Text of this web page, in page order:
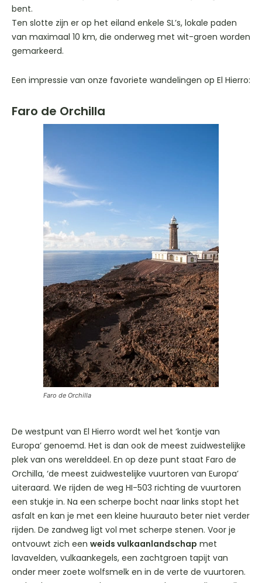
bent.
Ten slotte zijn er op het eiland enkele SL’s, lokale paden
van maximaal 10 km, die onderweg met wit-groen worden
gemarkeerd.
Een impressie van onze favoriete wandelingen op El Hierro:
Faro de Orchilla
Faro de Orchilla
De westpunt van El Hierro wordt wel het ‘kontje van
Europa’ genoemd. Het is dan ook de meest zuidwestelijke
plek van ons werelddeel. En op deze punt staat Faro de
Orchilla, ‘de meest zuidwestelijke vuurtoren van Europa’
uiteraard. We rijden de weg HI-503 richting de vuurtoren
een stukje in. Na een scherpe bocht naar links stopt het
asfalt en kan je met een kleine huurauto beter niet verder
rijden. De zandweg ligt vol met scherpe stenen. Voor je
ontvouwt zich een weids vulkaanlandschap met
lavavelden, vulkaankegels, een zachtgroen tapijt van
onder meer zoete wolfsmelk en in de verte de vuurtoren.